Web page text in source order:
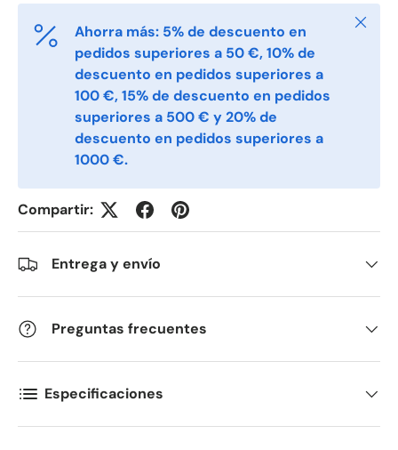
Phone
Postal Code *
Quantity *
Comments
Ahorra más: 5% de descuento en
pedidos superiores a 50 €, 10% de
descuento en pedidos superiores a
100 €, 15% de descuento en pedidos
superiores a 500 € y 20% de
descuento en pedidos superiores a
1000 €.
Cerrar
Compartir:
Entrega y envío
Preguntas frecuentes
Especificaciones